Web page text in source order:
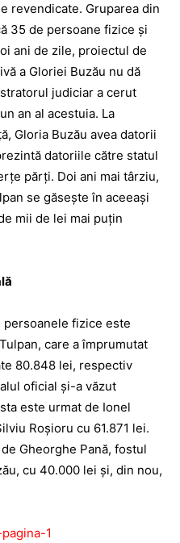
revendicate. Gruparea din
35 de persoane fizice și
ani de zile, proiectul de
a Gloriei Buzău nu dă
judiciar a cerut
an al acestuia. La
Gloria Buzău avea datorii
datoriile către statul
părți. Doi ani mai târziu,
se găsește în aceeași
mii de lei mai puțin
fizice este
care a împrumutat
80.848 lei, respectiv
oficial și-a văzut
este urmat de Ionel
Roșioru cu 61.871 lei.
Gheorghe Pană, fostul
cu 40.000 lei și, din nou,